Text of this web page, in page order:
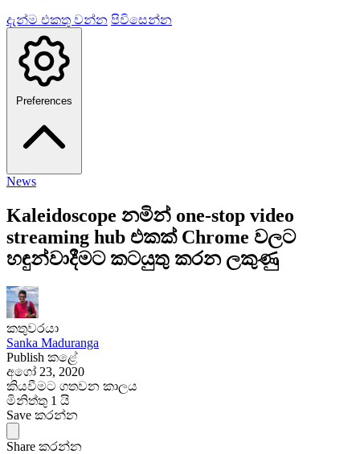
දැන්ම එකතු වන්න පිවිසෙන්න
Preferences
News
Kaleidoscope නමින් one-stop video
streaming hub එකක් Chrome වලට
හඳුන්වාදීමට කටයුතු කරන ලකුණු
කතුවරයා
Sanka Maduranga
Publish කළේ
අගෝ 23, 2020
කියවීමට ගතවන කාලය
මිනිත්තු 1 යි
Save කරන්න
Share කරන්න